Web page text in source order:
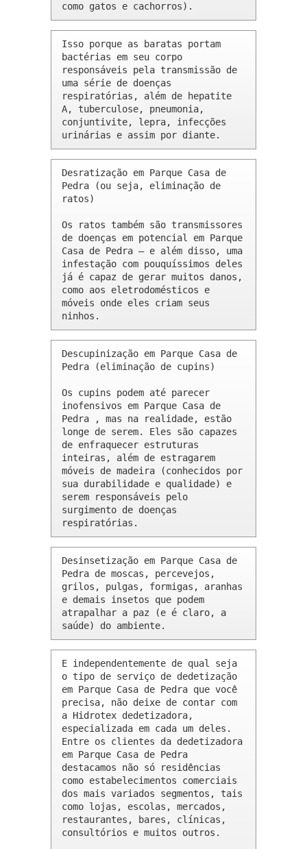
como gatos e cachorros).
Isso porque as baratas portam
bactérias em seu corpo
responsáveis pela transmissão de
uma série de doenças
respiratórias, além de hepatite
A, tuberculose, pneumonia,
conjuntivite, lepra, infecções
urinárias e assim por diante.
Desratização em Parque Casa de
Pedra (ou seja, eliminação de
ratos)
Os ratos também são transmissores
de doenças em potencial em Parque
Casa de Pedra – e além disso, uma
infestação com pouquíssimos deles
já é capaz de gerar muitos danos,
como aos eletrodomésticos e
móveis onde eles criam seus
ninhos.
Descupinização em Parque Casa de
Pedra (eliminação de cupins)
Os cupins podem até parecer
inofensivos em Parque Casa de
Pedra , mas na realidade, estão
longe de serem. Eles são capazes
de enfraquecer estruturas
inteiras, além de estragarem
móveis de madeira (conhecidos por
sua durabilidade e qualidade) e
serem responsáveis pelo
surgimento de doenças
respiratórias.
Desinsetização em Parque Casa de
Pedra de moscas, percevejos,
grilos, pulgas, formigas, aranhas
e demais insetos que podem
atrapalhar a paz (e é claro, a
saúde) do ambiente.
E independentemente de qual seja
o tipo de serviço de dedetização
em Parque Casa de Pedra que você
precisa, não deixe de contar com
a Hidrotex dedetizadora,
especializada em cada um deles.
Entre os clientes da dedetizadora
em Parque Casa de Pedra
destacamos não só residências
como estabelecimentos comerciais
dos mais variados segmentos, tais
como lojas, escolas, mercados,
restaurantes, bares, clínicas,
consultórios e muitos outros.